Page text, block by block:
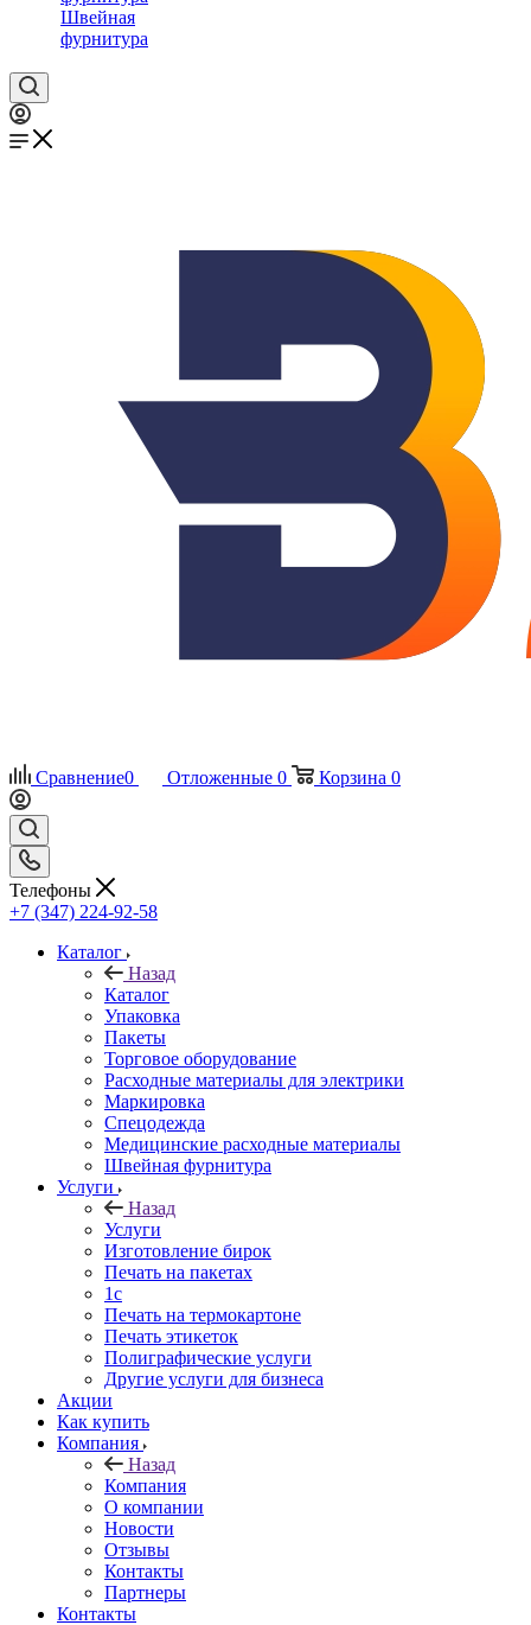
Швейная
фурнитура
Сравнение0 Отложенные 0 Корзина 0
Телефоны
+7 (347) 224-92-58
Каталог
Назад
Каталог
Упаковка
Пакеты
Торговое оборудование
Расходные материалы для электрики
Маркировка
Спецодежда
Медицинские расходные материалы
Швейная фурнитура
Услуги
Назад
Услуги
Изготовление бирок
Печать на пакетах
1c
Печать на термокартоне
Печать этикеток
Полиграфические услуги
Другие услуги для бизнеса
Акции
Как купить
Компания
Назад
Компания
О компании
Новости
Отзывы
Контакты
Партнеры
Контакты